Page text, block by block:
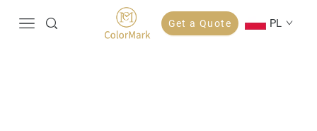
Get a Quote PL